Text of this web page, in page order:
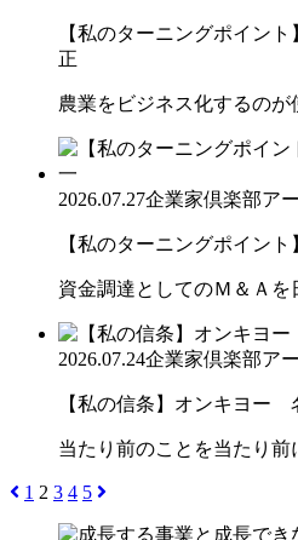
【私のターニングポイン
正
農業をビジネス化するのが
2026.07.27企業家倶楽部ア
【私のターニングポイン
資金調達としてのＭ＆Ａを
2026.07.24企業家倶楽部ア
【私の信条】オンキヨ
当たり前のことを当たり前
1 2 3 4 5